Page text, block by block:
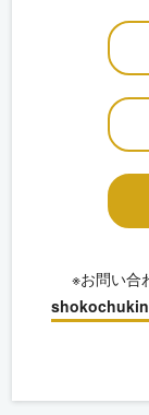
※お問い合